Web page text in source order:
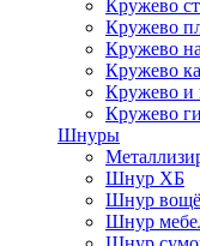
Кружево
Кружево
Кружево
Кружево
Кружево и
Кружево
Шнуры
Шнур ХБ
Шнур
Шнур